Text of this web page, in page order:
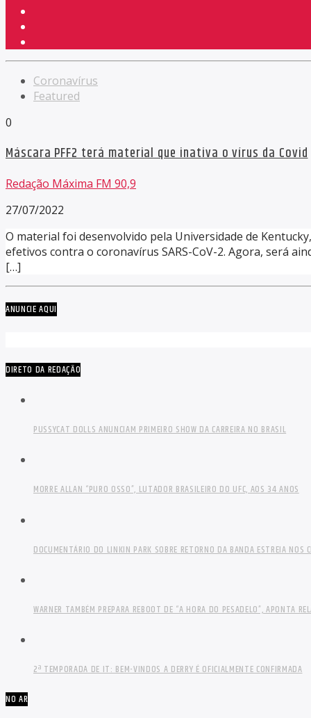
Coronavírus
Featured
0
Máscara PFF2 terá material que inativa o vírus da Covid
Redação Máxima FM 90,9
27/07/2022
O material foi desenvolvido pela Universidade de
efetivos contra o coronavírus SARS-CoV-2. Agora, será
[…]
ANUNCIE AQUI
DIRETO DA REDAÇÃO
PUSSYCAT DOLLS ANUNCIAM PRIMEIRO SHOW DA CARREIRA NO BRASIL
MORRE ALLAN “PURO OSSO”, LUTADOR BRASILEIRO DO UFC, AOS 34 ANOS
DOCUMENTÁRIO DO LINKIN PARK SOBRE RETORNO DA BANDA ESTREIA NOS
WARNER TAMBÉM PREPARA REBOOT DE “A HORA DO PESADELO”, APONTA
2ª TEMPORADA DE IT: BEM-VINDOS A DERRY É OFICIALMENTE CONFIRMADA
NO AR